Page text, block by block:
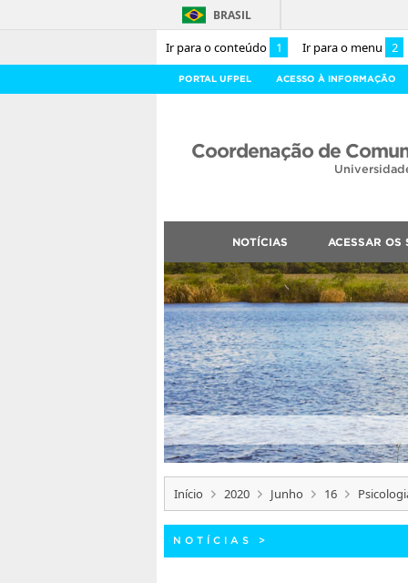
Ir para o conteúdo 1 Ir para o menu 2
BRASIL
PORTAL UFPEL ACESSO À INFORMAÇÃO
Coordenação de
NOTÍCIAS ACESSAR OS
Início 2020 Junho 16
NOTÍCIAS >